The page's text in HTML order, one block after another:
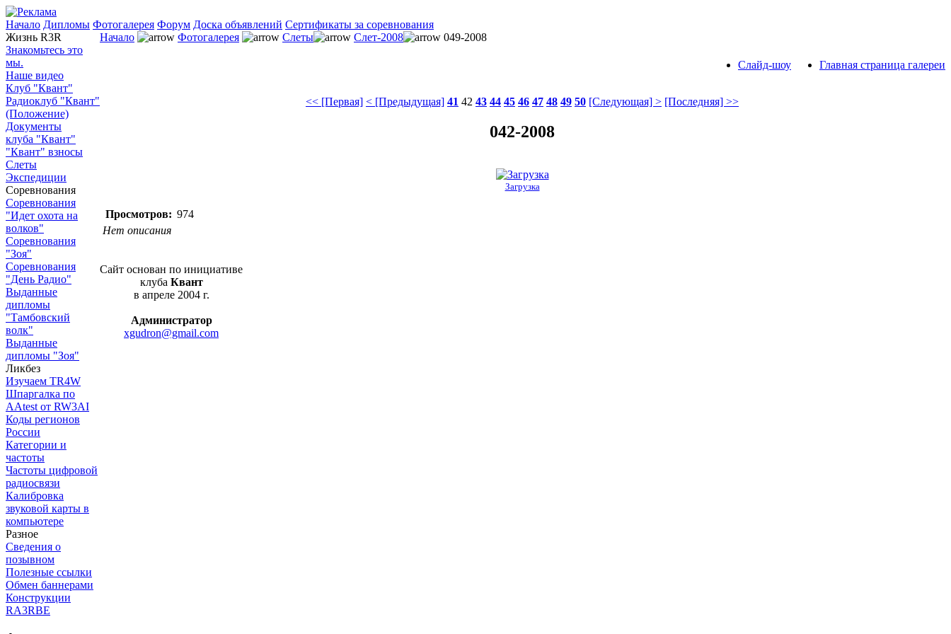
Начало Дипломы Фотогалерея Форум Доска объявлений Сертификаты за соревнования
Жизнь R3R
Знакомьтесь это
мы.
Наше видео
Клуб "Квант"
Радиоклуб "Квант"
(Положение)
Документы
клуба "Квант"
"Квант" взносы
Слеты
Экспедиции
Соревнования
Соревнования
"Идет охота на
волков"
Соревнования
"Зоя"
Соревнования
"День Радио"
Выданные
дипломы
"Тамбовский
волк"
Выданные
дипломы "Зоя"
Ликбез
Изучаем TR4W
Шпаргалка по
AAtest от RW3AI
Коды регионов
России
Категории и
частоты
Частоты цифровой
радиосвязи
Калибровка
звуковой карты в
компьютере
Разное
Сведения о
позывном
Полезные ссылки
Обмен баннерами
Конструкции
RA3RBE
Начало Фотогалерея Слеты Слет-2008 049-2008
Главная страница галереи
Слайд-шоу
<< [Первая] < [Предыдущая] 41 42 43 44 45 46 47 48 49 50 [Следующая] > [Последняя] >>
042-2008
Загрузка
Просмотров: 974
Нет описания
Сайт основан по инициативе
клуба Квант
в апреле 2004 г.
Администратор
xgudron@gmail.com